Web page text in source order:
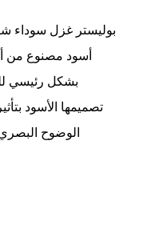
بوليستر غزل
أسود مصنوع من
بشكل رئيسي
تصميمها الأسود
الوضوح